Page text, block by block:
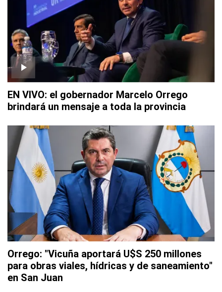
EN VIVO: el gobernador Marcelo Orrego
brindará un mensaje a toda la provincia
Orrego: "Vicuña aportará U$S 250 millones
para obras viales, hídricas y de saneamiento"
en San Juan